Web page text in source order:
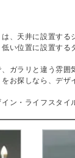
、天井に設置する
い位置に設置する
ガラリと違う雰囲
お探しなら、デザ
ン・ライフスタイ